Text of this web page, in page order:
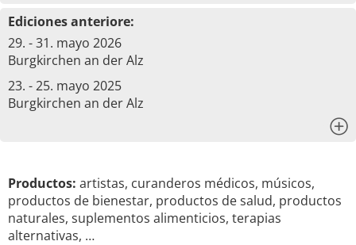
Ediciones anteriore:
29. - 31. mayo 2026
Burgkirchen an der Alz
23. - 25. mayo 2025
Burgkirchen an der Alz
Productos: artistas, curanderos médicos, músicos,
productos de bienestar, productos de salud, productos
naturales, suplementos alimenticios, terapias
alternativas, …